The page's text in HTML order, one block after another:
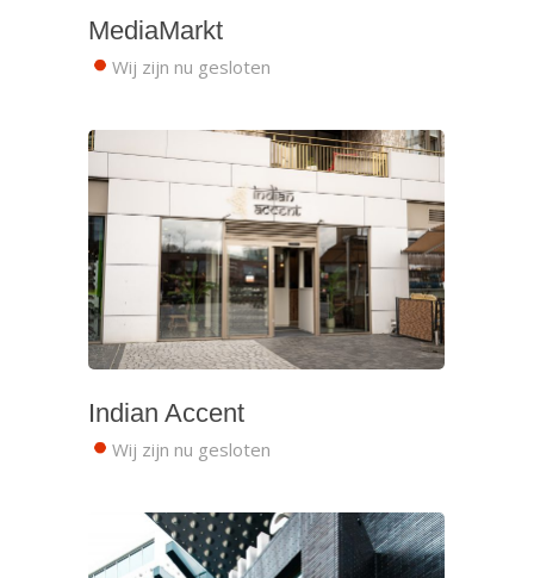
MediaMarkt
Wij zijn nu gesloten
Indian Accent
Wij zijn nu gesloten